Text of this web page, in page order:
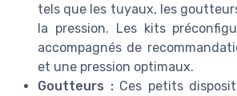
tels que les tuyaux, les
la pression. Les kits
accompagnés de
et une pression optimaux.
Goutteurs :Ces petits